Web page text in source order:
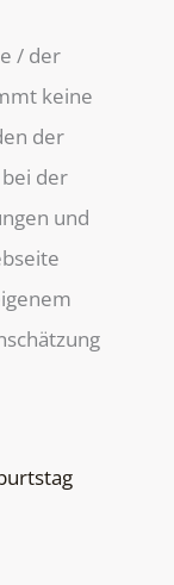
/ der
keine
der
der
und